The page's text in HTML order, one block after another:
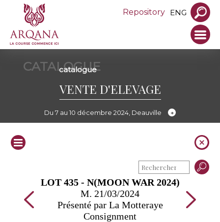
Repository ENG
CATALOGUE
catalogue
VENTE D'ELEVAGE
Du 7 au 10 décembre 2024, Deauville
LOT 435 - N(MOON WAR 2024)
M. 21/03/2024
Présenté par La Motteraye
Consignment